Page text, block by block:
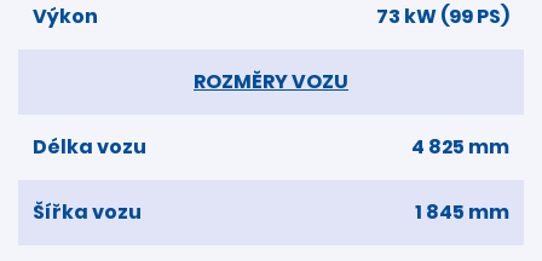
Výkon 73 kW (99 PS)
ROZMĚRY VOZU
Délka vozu 4 825 mm
Šířka vozu 1 845 mm